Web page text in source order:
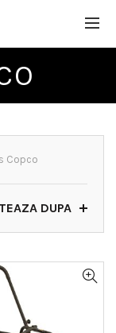
Copco
DUPA